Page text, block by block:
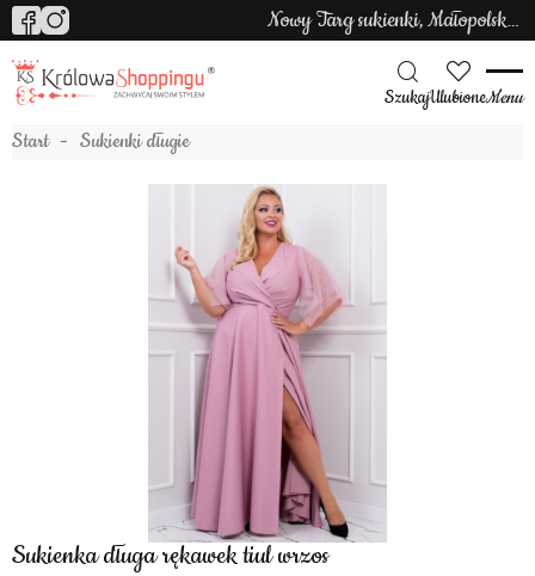
Nowy Targ sukienki, Małopolska sukienki
SzukajUlubioneMenu
Start Sukienki długie
Sukienka długa rękawek tiul wrzos